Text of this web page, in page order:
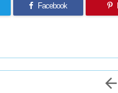
Facebook
